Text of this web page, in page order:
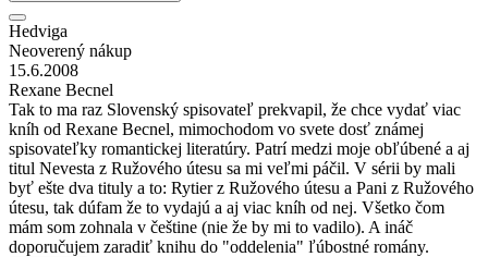
Hedviga
Neoverený nákup
15.6.2008
Rexane Becnel
Tak to ma raz Slovenský spisovateľ prekvapil, že chce vydať viac
kníh od Rexane Becnel, mimochodom vo svete dosť známej
spisovateľky romantickej literatúry. Patrí medzi moje obľúbené a aj
titul Nevesta z Ružového útesu sa mi veľmi páčil. V sérii by mali
byť ešte dva tituly a to: Rytier z Ružového útesu a Pani z Ružového
útesu, tak dúfam že to vydajú a aj viac kníh od nej. Všetko čom
mám som zohnala v češtine (nie že by mi to vadilo). A ináč
doporučujem zaradiť knihu do "oddelenia" ľúbostné romány.